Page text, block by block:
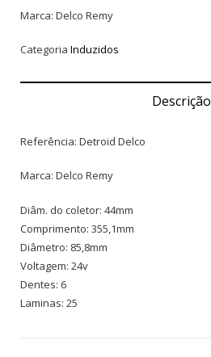
Contato
Marca: Delco Remy
Categoria Induzidos
Descrição
Referência: Detroid Delco
Marca: Delco Remy
Diâm. do coletor: 44mm
Comprimento: 355,1mm
Diâmetro: 85,8mm
Voltagem: 24v
Dentes: 6
Laminas: 25